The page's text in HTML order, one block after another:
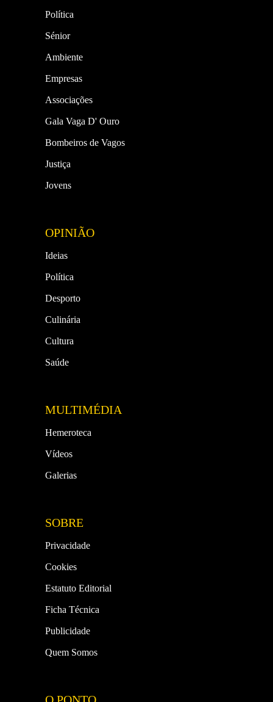
Política
Sénior
Ambiente
Empresas
Associações
Gala Vaga D' Ouro
Bombeiros de Vagos
Justiça
Jovens
OPINIÃO
Ideias
Política
Desporto
Culinária
Cultura
Saúde
MULTIMÉDIA
Hemeroteca
Vídeos
Galerias
SOBRE
Privacidade
Cookies
Estatuto Editorial
Ficha Técnica
Publicidade
Quem Somos